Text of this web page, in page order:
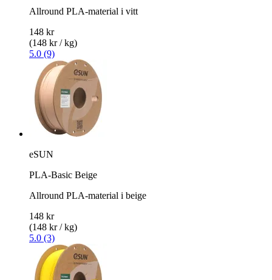
Allround PLA-material i vitt
148 kr
(148 kr / kg)
5.0 (9)
eSUN
PLA-Basic Beige
Allround PLA-material i beige
148 kr
(148 kr / kg)
5.0 (3)